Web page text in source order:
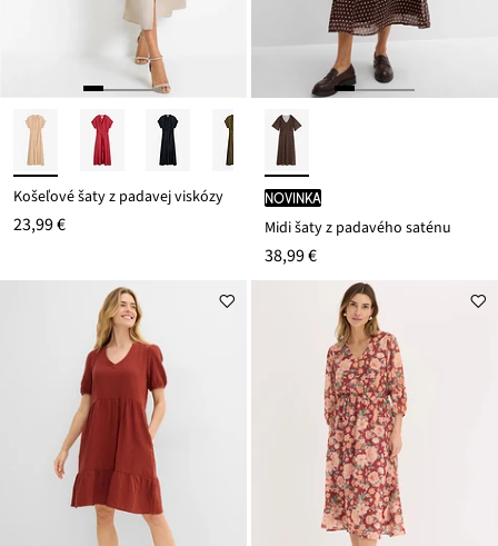
Košeľové šaty z padavej viskózy
23,99 €
novinka
Midi šaty z padavého saténu
38,99 €